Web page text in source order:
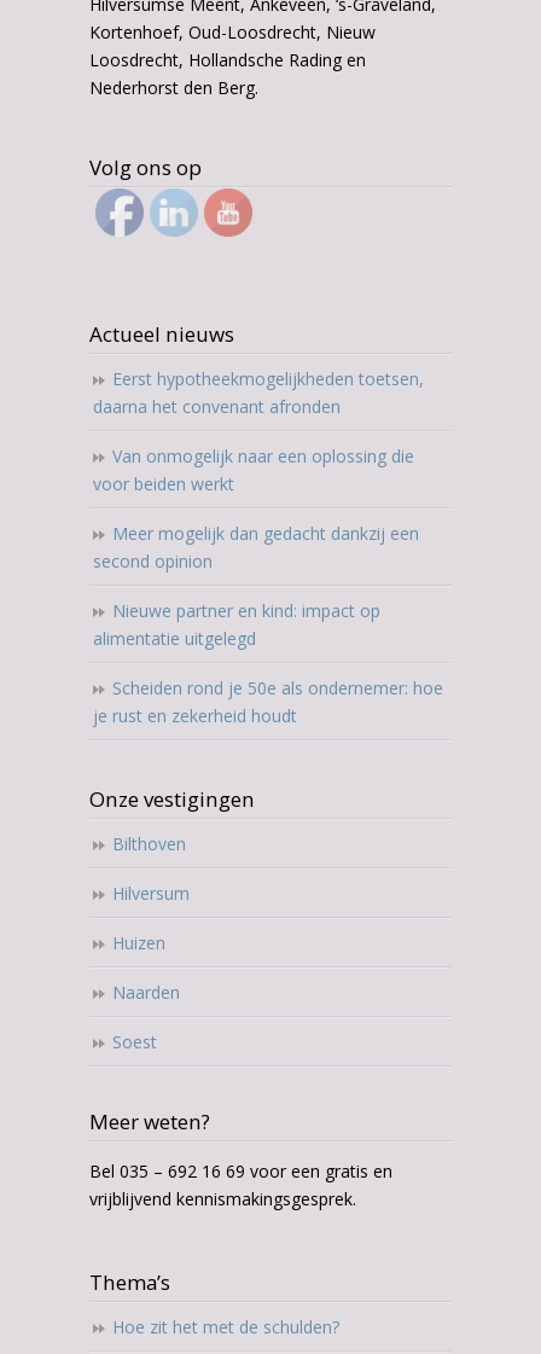
Hilversumse Meent, Ankeveen, ‘s-Graveland,
Kortenhoef, Oud-Loosdrecht, Nieuw
Loosdrecht, Hollandsche Rading en
Nederhorst den Berg.
Volg ons op
Actueel nieuws
Eerst hypotheekmogelijkheden toetsen,
daarna het convenant afronden
Van onmogelijk naar een oplossing die
voor beiden werkt
Meer mogelijk dan gedacht dankzij een
second opinion
Nieuwe partner en kind: impact op
alimentatie uitgelegd
Scheiden rond je 50e als ondernemer: hoe
je rust en zekerheid houdt
Onze vestigingen
Bilthoven
Hilversum
Huizen
Naarden
Soest
Meer weten?
Bel 035 – 692 16 69 voor een gratis en
vrijblijvend kennismakingsgesprek.
Thema’s
Hoe zit het met de schulden?